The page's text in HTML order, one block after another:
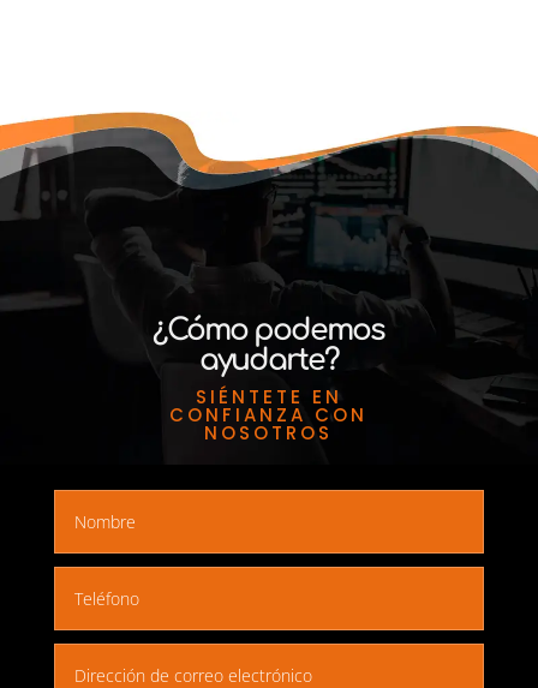
¿Cómo podemos
ayudarte?
SIÉNTETE EN
CONFIANZA CON
NOSOTROS